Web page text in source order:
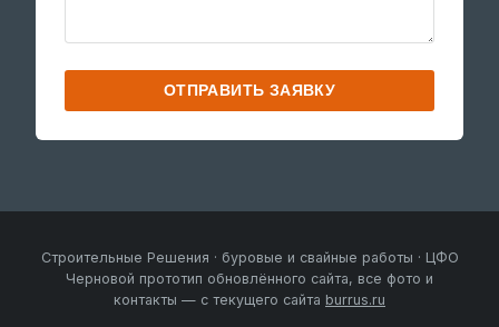
ОТПРАВИТЬ ЗАЯВКУ
Строительные Решения · буровые и свайные работы · ЦФО
Черновой прототип обновлённого сайта, все фото и
контакты — с текущего сайта burrus.ru